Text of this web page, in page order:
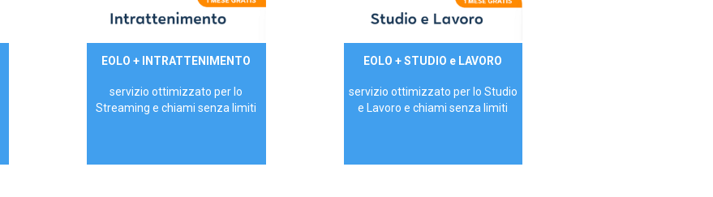
29,90€/mese
EOLO + INTRATTENIMENTO
servizio ottimizzato per lo
Streaming e chiami senza limiti
29,90€/mese
EOLO + STUDIO e LAVORO
servizio ottimizzato per lo Studio
e Lavoro e chiami senza limiti